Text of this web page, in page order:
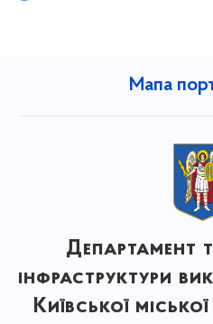
Мапа
Департамент
інфраструктури
Київської